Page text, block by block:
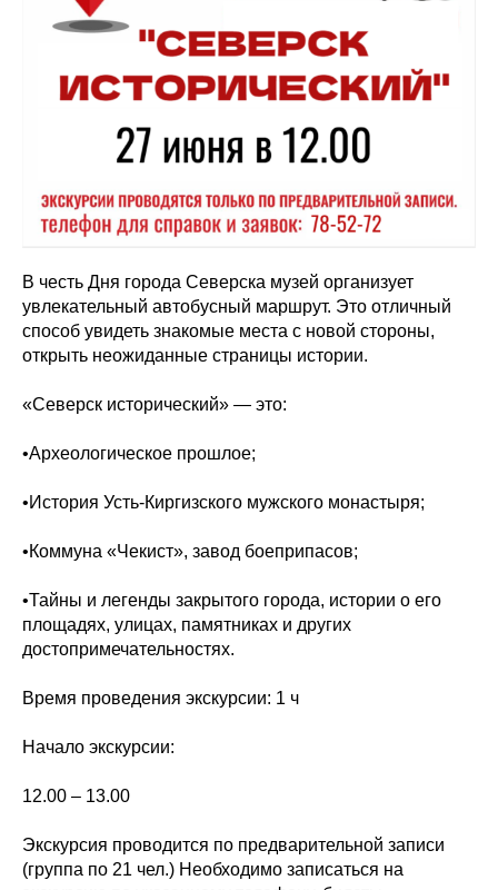
В честь Дня города Северска музей организует
увлекательный автобусный маршрут. Это отличный
способ увидеть знакомые места с новой стороны,
открыть неожиданные страницы истории.
«Северск исторический» — это:
•Археологическое прошлое;
•История Усть-Киргизского мужского монастыря;
•Коммуна «Чекист», завод боеприпасов;
•Тайны и легенды закрытого города, истории о его
площадях, улицах, памятниках и других
достопримечательностях.
Время проведения экскурсии: 1 ч
Начало экскурсии:
12.00 – 13.00
Экскурсия проводится по предварительной записи
(группа по 21 чел.) Необходимо записаться на